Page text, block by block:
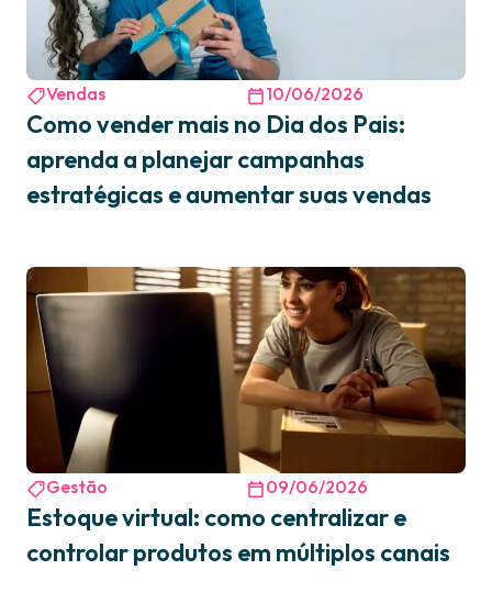
Vendas 10/06/2026
Como vender mais no Dia dos Pais:
aprenda a planejar campanhas
estratégicas e aumentar suas vendas
Gestão 09/06/2026
Estoque virtual: como centralizar e
controlar produtos em múltiplos canais